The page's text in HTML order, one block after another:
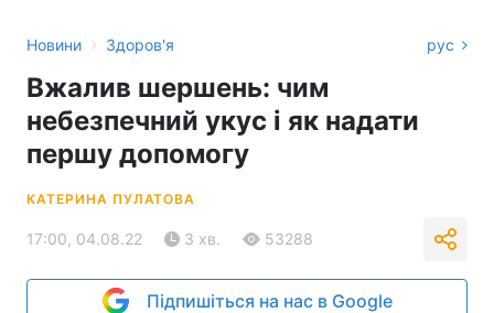
Новини › Здоров'я рус
Вжалив шершень: чим
небезпечний укус і як надати
першу допомогу
КАТЕРИНА ПУЛАТОВА
17:00, 04.08.22 3 хв. 53288
Підпишіться на нас в Google